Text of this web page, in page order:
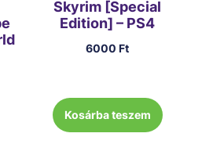
Skyrim [Special
Edition] – PS4
6000Ft
Kosárba teszem